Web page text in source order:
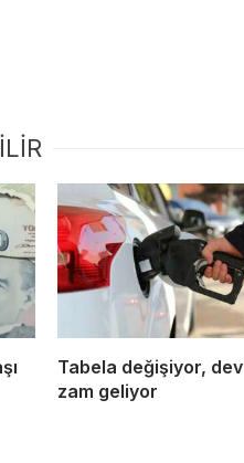
Tabela değişiyor, dev
zam geliyor